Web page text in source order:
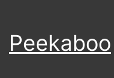
Peekaboo